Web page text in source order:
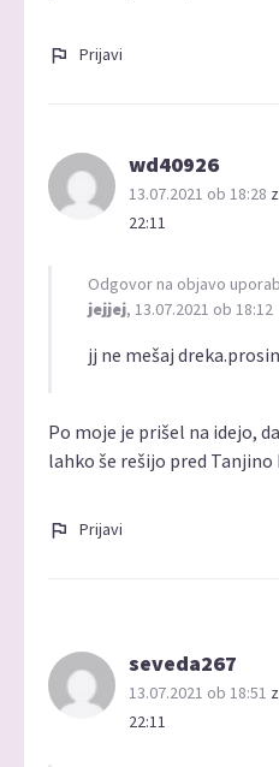
Prijavi
wd40926
13.07.2021 ob 18:28
22:11
Odgovor na objavo
jejjej, 13.07.2021 ob 18:12
jj ne mešaj
Po moje je prišel na idejo,
lahko še rešijo pred
Prijavi
seveda267
13.07.2021 ob 18:51
22:11